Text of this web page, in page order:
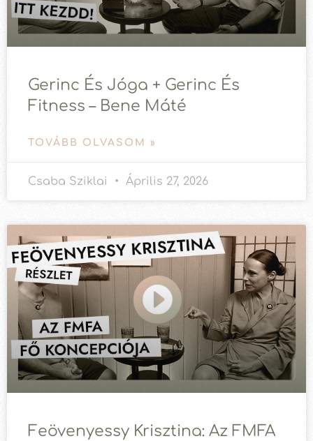
Gerinc És Jóga + Gerinc És
Fitness – Bene Máté
TOVÁBB OLVASOM »
Csaba Sziklai Április 27, 2026
Feövenyessy Krisztina: Az FMFA